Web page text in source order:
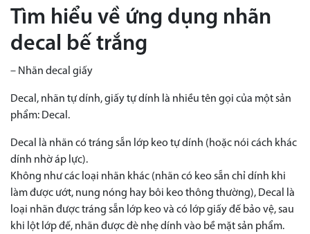
Tìm hiểu về ứng dụng nhãn
decal bế trắng
– Nhãn decal giấy
Decal, nhãn tự dính, giấy tự dính là nhiều tên gọi của một sản
phẩm: Decal.
Decal là nhãn có tráng sẵn lớp keo tự dính (hoặc nói cách khác
dính nhờ áp lực).
Không như các loại nhãn khác (nhãn có keo sẵn chỉ dính khi
làm được ướt, nung nóng hay bôi keo thông thường), Decal là
loại nhãn được tráng sẵn lớp keo và có lớp giấy đế bảo vệ, sau
khi lột lớp đế, nhãn được đè nhẹ dính vào bề mặt sản phẩm.